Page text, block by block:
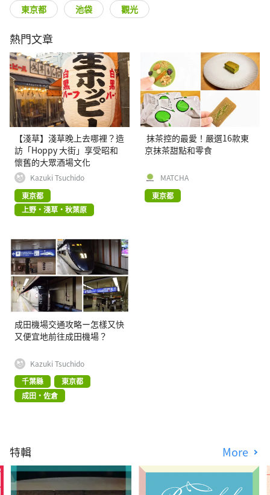
東京都 池袋 觀光
熱門文章
【淺草】淺草晚上去哪裡？造
訪「Hoppy 大街」享受昭和
懷舊的大眾酒場文化
Kazuki Tsuchido
東京都
上野・淺草・秋葉原
抹茶控的最愛！嚴選16款東
京抹茶甜點和零食
MATCHA
東京都
成田機場交通攻略ー怎樣又快
又便宜地前往成田機場？
Kazuki Tsuchido
千葉縣
東京都
成田・佐倉
特輯 More